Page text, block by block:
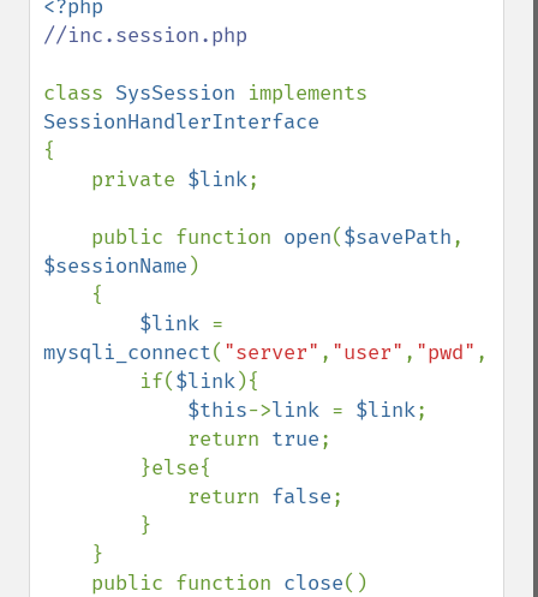
//inc.session.php
class SysSession
{
    private
$link;
    public function
open($savePath
$sessionName )
$link
mysqli_connect( "server" , "user" , "pwd" ,
        if(
$link){
$this->link = $link;
            return
true;
            return
false;
    public function
close()